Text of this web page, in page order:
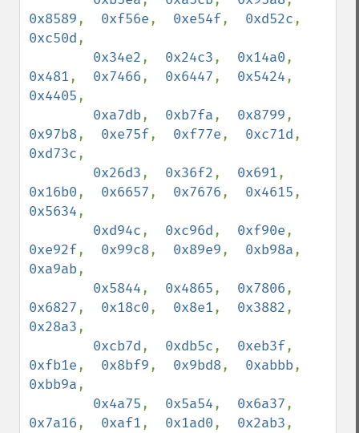
0x8589, 0xf56e, 0xe54f, 0xd52c
0xc50d,
0x34e2, 0x24c3, 0x14a0
0x481, 0x7466, 0x6447, 0x5424
0x4405,
0xa7db, 0xb7fa, 0x8799
0x97b8, 0xe75f, 0xf77e, 0xc71d
0xd73c,
0x26d3, 0x36f2, 0x691
0x16b0, 0x6657, 0x7676, 0x4615
0x5634,
0xd94c, 0xc96d, 0xf90e
0xe92f, 0x99c8, 0x89e9, 0xb98a
0xa9ab,
0x5844, 0x4865, 0x7806
0x6827, 0x18c0, 0x8e1, 0x3882
0x28a3,
0xcb7d, 0xdb5c, 0xeb3f
0xfb1e, 0x8bf9, 0x9bd8, 0xabbb
0xbb9a,
0x4a75, 0x5a54, 0x6a37
0x7a16, 0xaf1, 0x1ad0, 0x2ab3